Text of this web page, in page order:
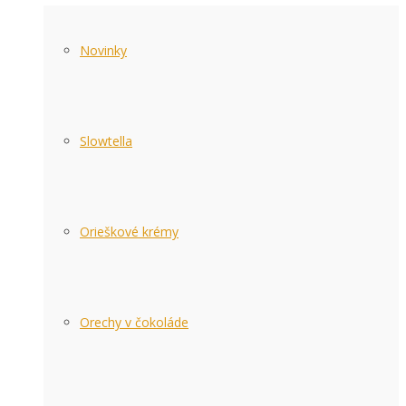
Novinky
Slowtella
Orieškové krémy
Orechy v čokoláde